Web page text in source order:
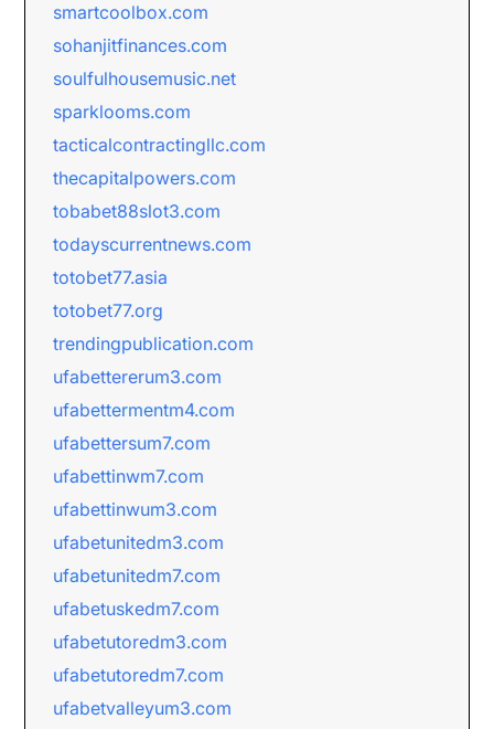
smartcoolbox.com
sohanjitfinances.com
soulfulhousemusic.net
sparklooms.com
tacticalcontractingllc.com
thecapitalpowers.com
tobabet88slot3.com
todayscurrentnews.com
totobet77.asia
totobet77.org
trendingpublication.com
ufabettererum3.com
ufabettermentm4.com
ufabettersum7.com
ufabettinwm7.com
ufabettinwum3.com
ufabetunitedm3.com
ufabetunitedm7.com
ufabetuskedm7.com
ufabetutoredm3.com
ufabetutoredm7.com
ufabetvalleyum3.com